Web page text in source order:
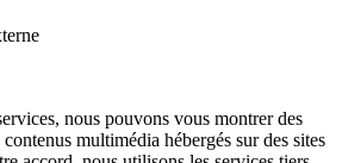
nous pouvons vous montrer des
multimédia hébergés sur des sites